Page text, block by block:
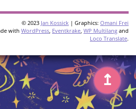
© 2023 Jan Kossick | Graphics: Omani Frei
with WordPress Eventkrake WP Multilang and
Loco Translate.
↥